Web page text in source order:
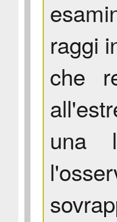
raggi
che
una